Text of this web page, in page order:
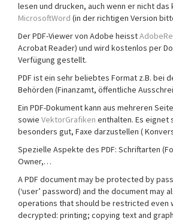
lesen und drucken, auch wenn er nicht
MicrosoftWord (in der richtigen Version
Der PDF-Viewer von Adobe heisst
Acrobat Reader) und wird kostenlos per
Verfügung gestellt.
PDF ist ein sehr beliebtes Format z.B. bei
Behörden (Finanzamt, öffentliche
Ein PDF-Dokument kann aus mehreren
sowie VektorGrafiken enthalten. Es eignet
besonders gut, Faxe darzustellen (
Spezielle Aspekte des PDF: Schriftarten
Owner,…
A PDF document may be protected by
(‘user’ password) and the document may
operations that should be restricted even
decrypted: printing; copying text and